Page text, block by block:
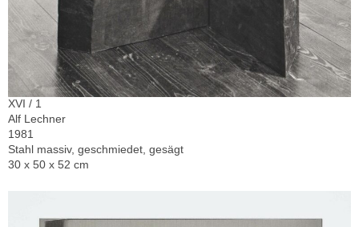
XVI / 1
Alf Lechner
1981
Stahl massiv, geschmiedet, gesägt
30 x 50 x 52 cm